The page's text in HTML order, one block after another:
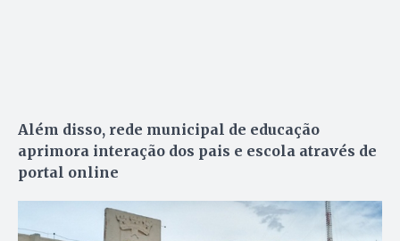
Além disso, rede municipal de educação
aprimora interação dos pais e escola através de
portal online